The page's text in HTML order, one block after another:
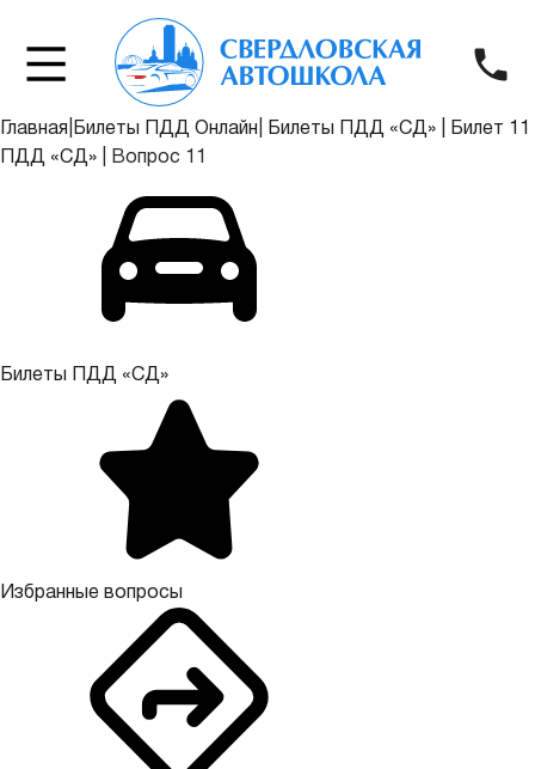
Главная Билеты ПДД Онлайн Билеты ПДД «СД»
Билет 11
ПДД «СД»
Вопрос 11
Билеты ПДД «СД»
Избранные вопросы